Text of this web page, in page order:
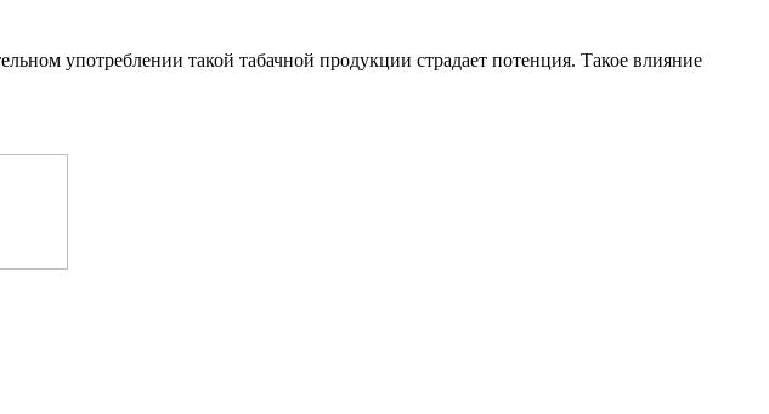
употреблении такой табачной продукции страдает потенция. Такое влияние